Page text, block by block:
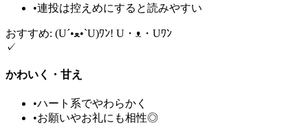
•連投は控えめにすると読みやすい
おすすめ: (U´•ﻌ•`U)ﾜﾝ! U・ᴥ・Uﾜﾝ
✓
かわいく・甘え
•ハート系でやわらかく
•お願いやお礼にも相性◎